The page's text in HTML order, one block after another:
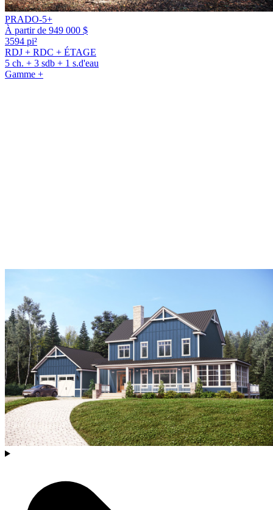
PRADO-5+
À partir de 949 000 $
3594 pi²
RDJ + RDC + ÉTAGE
5 ch. + 3 sdb + 1 s.d'eau
Gamme +